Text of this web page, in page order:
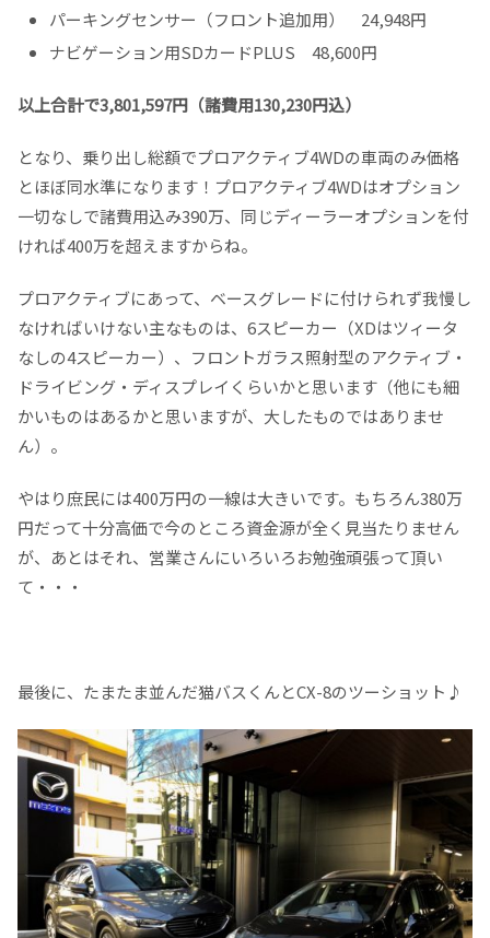
パーキングセンサー（フロント追加用） 24,948円
ナビゲーション用SDカードPLUS 48,600円
以上合計で3,801,597円（諸費用130,230円込）
となり、乗り出し総額でプロアクティブ4WDの車両のみ価格
とほぼ同水準になります！プロアクティブ4WDはオプション
一切なしで諸費用込み390万、同じディーラーオプションを付
ければ400万を超えますからね。
プロアクティブにあって、ベースグレードに付けられず我慢し
なければいけない主なものは、6スピーカー（XDはツィータ
なしの4スピーカー）、フロントガラス照射型のアクティブ・
ドライビング・ディスプレイくらいかと思います（他にも細
かいものはあるかと思いますが、大したものではありませ
ん）。
やはり庶民には400万円の一線は大きいです。もちろん380万
円だって十分高価で今のところ資金源が全く見当たりません
が、あとはそれ、営業さんにいろいろお勉強頑張って頂い
て・・・
最後に、たまたま並んだ猫バスくんとCX-8のツーショット♪